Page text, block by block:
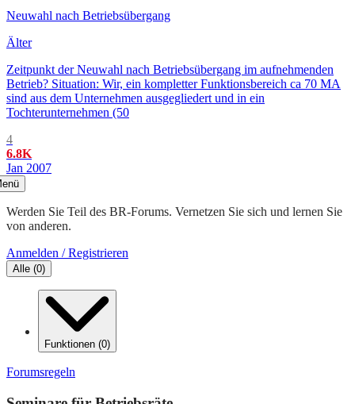
Neuwahl nach Betriebsübergang
Älter
Zeitpunkt der Neuwahl nach Betriebsübergang im aufnehmenden
Betrieb? Situation: Wir, ein kompletter Funktionsbereich ca 70 MA
sind aus dem Unternehmen ausgegliedert und in ein
Tochterunternehmen (50
4
6.8K
Jan 2007
Werden Sie Teil des BR-Forums. Vernetzen Sie sich und lernen Sie
von anderen.
Anmelden / Registrieren
Alle (0)
Funktionen (0)
Forumsregeln